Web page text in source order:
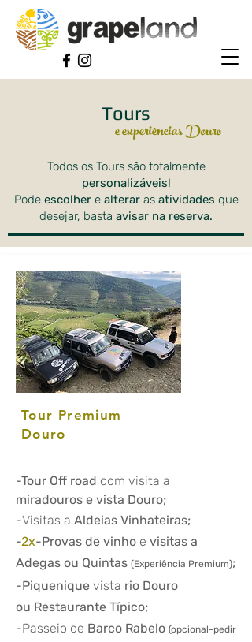
Tours
e experiências Douro
Todos os Tours são totalmente
personalizáveis!
Pode escolhere alteraras atividades que
desejar, basta avisar na reserva.
Tour Premium
Douro
-Tour Off road com visita a
miradouros e vista Douro;
-Visitas a Aldeias Vinhateiras;
-2x-Provas de vinho e visitas a
Adegas ou Quintas (Experiência Premium);
-Piquenique vista rio Douro
ou Restaurante Típico;
-Passeio de Barco Rabelo (opcional-pedir